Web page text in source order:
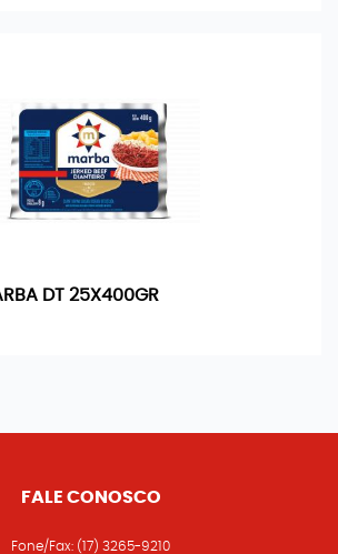
DT 25X400GR
FALE CONOSCO
Fone/Fax: (17) 3265-9210